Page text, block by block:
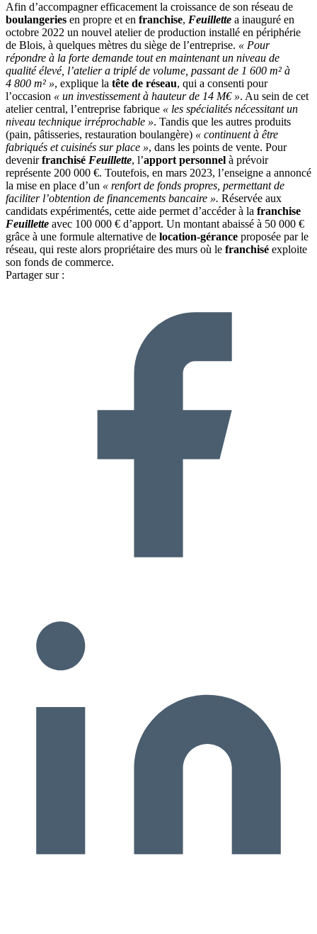
Afin d’accompagner efficacement la croissance de son réseau de
boulangeries en propre et en franchise, Feuillette a inauguré en
octobre 2022 un nouvel atelier de production installé en périphérie
de Blois, à quelques mètres du siège de l’entreprise. « Pour
répondre à la forte demande tout en maintenant un niveau de
qualité élevé, l’atelier a triplé de volume, passant de 1 600 m² à
4 800 m² », explique la tête de réseau, qui a consenti pour
l’occasion « un investissement à hauteur de 14 M€ ». Au sein de cet
atelier central, l’entreprise fabrique « les spécialités nécessitant un
niveau technique irréprochable ». Tandis que les autres produits
(pain, pâtisseries, restauration boulangère) « continuent à être
fabriqués et cuisinés sur place », dans les points de vente. Pour
devenirfranchisé Feuillette, l’apport personnel à prévoir
représente 200 000 €. Toutefois, en mars 2023, l’enseigne a annoncé
la mise en place d’un « renfort de fonds propres, permettant de
faciliter l’obtention de financements bancaire ». Réservée aux
candidats expérimentés, cette aide permet d’accéder à la franchise
Feuillette avec 100 000 € d’apport. Un montant abaissé à 50 000 €
grâce à une formule alternative de location-gérance proposée par le
réseau, qui reste alors propriétaire des murs où le franchisé exploite
son fonds de commerce.
Partager sur :